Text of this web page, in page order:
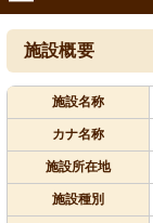
施設概要
施設名称
カナ名称
施設所在地
施設種別